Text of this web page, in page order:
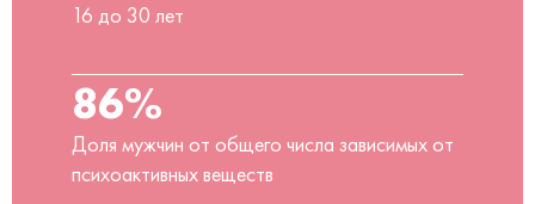
16 до 30 лет
86%
Доля мужчин от общего числа зависимых от
психоактивных веществ